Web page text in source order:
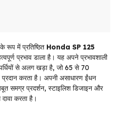
के रूप में प्रतिष्ठित Honda SP 125
प्रभाव डाला है। यह अपने प्रभावशाली
से अलग खड़ा है, जो 65 से 70
प्रदान करता है। अपनी असाधारण ईंधन
समग्र प्रदर्शन, स्टाइलिश डिजाइन और
करता है।